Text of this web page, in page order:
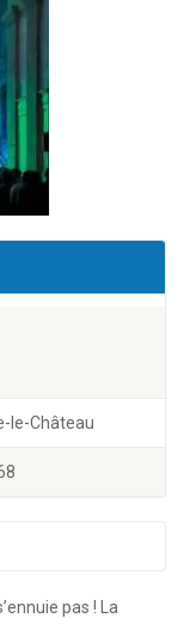
le-Château
pas ! La